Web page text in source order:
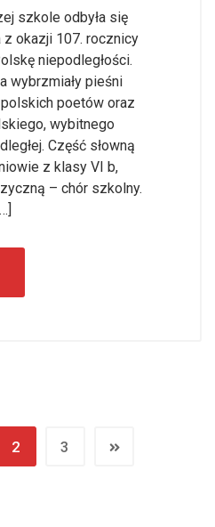
szkole odbyła się
okazji 107. rocznicy
niepodległości.
wybrzmiały pieśni
poetów oraz
wybitnego
Część słowną
z klasy VI b,
– chór szkolny.
2 3